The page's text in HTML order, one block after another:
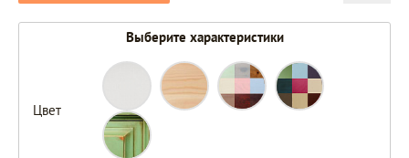
Выберите характеристики
Цвет